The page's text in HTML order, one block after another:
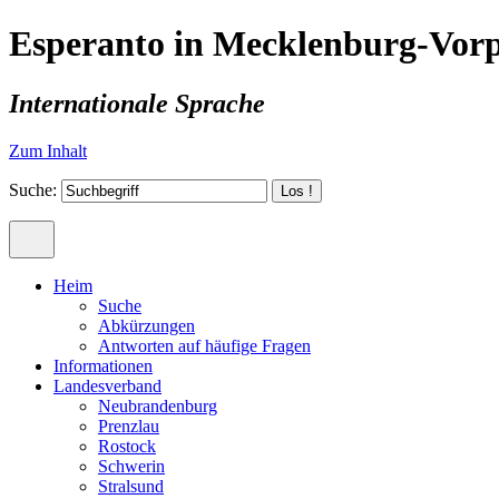
Esperanto in Mecklenburg-
Internationale Sprache
Zum Inhalt
Suche:
Heim
Suche
Abkürzungen
Antworten auf häufige Fragen
Informationen
Landesverband
Neubrandenburg
Prenzlau
Rostock
Schwerin
Stralsund